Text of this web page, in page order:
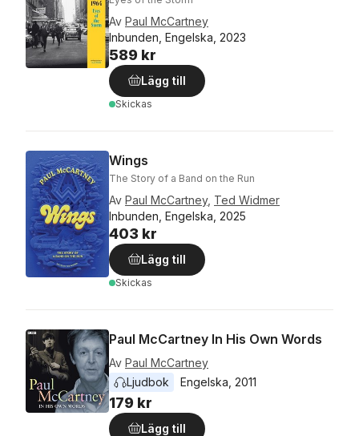
Av Paul McCartney
Inbunden, Engelska, 2023
589 kr
Lägg till
Skickas
Wings
The Story of a Band on the Run
Av Paul McCartney, Ted Widmer
Inbunden, Engelska, 2025
403 kr
Lägg till
Skickas
Paul McCartney In His Own Words
Av Paul McCartney
Ljudbok
Engelska 2011
179 kr
Lägg till